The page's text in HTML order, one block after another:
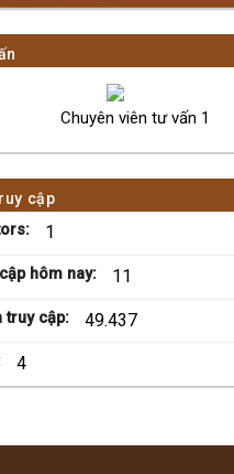
Chuyên viên tư vấn 1
cập
1
hôm nay: 11
truy cập: 49.437
4